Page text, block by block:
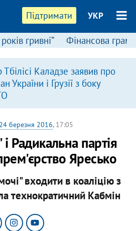
Підтримати УКР
гривні” Фінансова
Каладзе заявив про
України і Грузії з боку
24 березня 2016, 17:05
Радикальна партія
Яресько
входити в коаліцію з
технократичний Кабмін